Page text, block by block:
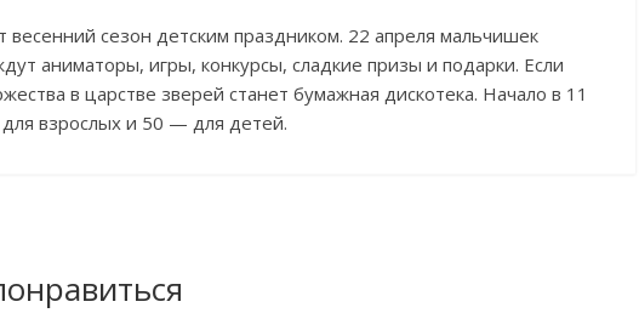
весенний сезон детским праздником. 22 апреля мальчишек
аниматоры, игры, конкурсы, сладкие призы и подарки. Если
в царстве зверей станет бумажная дискотека. Начало в 11
для взрослых и 50 — для детей.